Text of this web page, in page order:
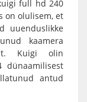
full hd 240
on olulisem, et
uuenduslikke
kaamera
Kuigi olin
dünaamilisest
antud